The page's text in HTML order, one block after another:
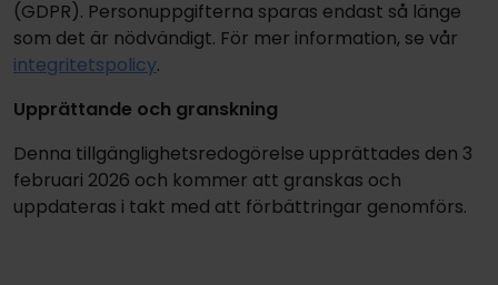
(GDPR). Personuppgifterna sparas endast så länge
som det är nödvändigt. För mer information, se vår
integritetspolicy.
Upprättande och granskning
Denna tillgänglighetsredogörelse upprättades den 3
februari 2026 och kommer att granskas och
uppdateras i takt med att förbättringar genomförs.